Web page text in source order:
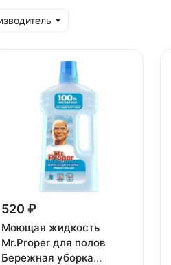
520 ₽
Моющая жидкость
Mr.Proper для полов
Бережная уборка